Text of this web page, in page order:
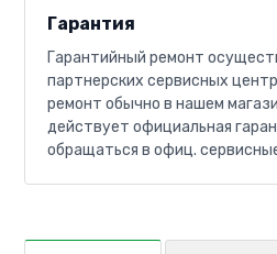
Гарантия
Гарантийный ремонт
партнерских сервисных
ремонт обычно в нашем
действует официальная
обращаться в офиц.